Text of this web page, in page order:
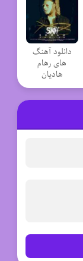
دانلود آهنگ
های رهام
هادیان